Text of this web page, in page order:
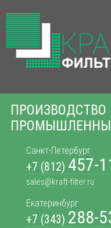
ПРОИЗВОДСТВО
Санкт-Петербург
+7 (812) 457-
sales@kraft-filter.ru
Екатеринбург
+7 (343) 288-